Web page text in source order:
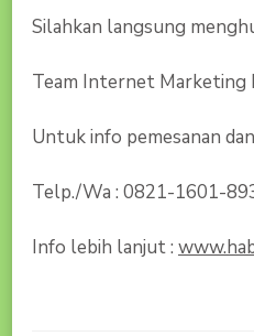
Silahkan langsung
Team Internet Marketing
Untuk info pemesanan
Telp./Wa : 0821-1601-
Info lebih lanjut :